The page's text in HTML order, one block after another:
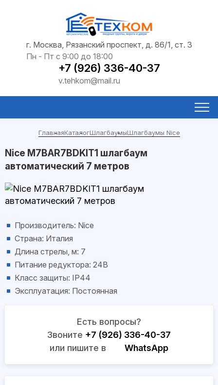
г. Москва, Рязанский проспект, д. 86/1, ст. 3
Пн - Пт с 9:00 до 18:00
+7 (926) 336-40-37
v.tehkom@mail.ru
ГлавнаяКаталогШлагбаумыШлагбаумы Nice
Nice M7BAR7BDKIT1 шлагбаум
автоматический 7 метров
Производитель: Nice
Страна: Италия
Длина стрелы, м: 7
Питание редуктора: 24В
Класс защиты: IP44
Эксплуатация: Постоянная
Есть вопросы?
Звоните +7 (926) 336-40-37
или пишите в
WhatsApp